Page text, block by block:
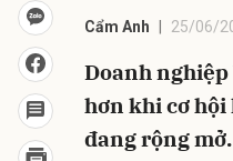
Cẩm Anh 25/06/
Doanh nghiệp
hơn khi cơ
đang rộng mở.